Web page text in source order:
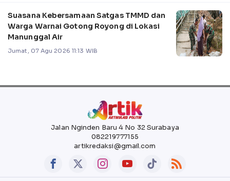
Suasana Kebersamaan Satgas TMMD dan
Warga Warnai Gotong Royong di Lokasi
Manunggal Air
Jumat, 07 Agu 2026 11:13 WIB
Jalan Nginden Baru 4 No 32 Surabaya
082219777155
artikredaksi@gmail.com